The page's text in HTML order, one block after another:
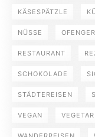
KÄSESPÄTZLE
NÜSSE
RESTAURANT
SCHOKOLADE
STÄDTEREISEN
VEGAN